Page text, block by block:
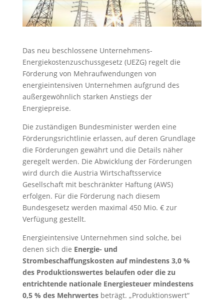
Das neu beschlossene Unternehmens-
Energiekostenzuschussgesetz (UEZG) regelt die
Förderung von Mehraufwendungen von
energieintensiven Unternehmen aufgrund des
außergewöhnlich starken Anstiegs der
Energiepreise.
Die zuständigen Bundesminister werden eine
Förderungsrichtlinie erlassen, auf deren Grundlage
die Förderungen gewährt und die Details näher
geregelt werden. Die Abwicklung der Förderungen
wird durch die Austria Wirtschaftsservice
Gesellschaft mit beschränkter Haftung (AWS)
erfolgen. Für die Förderung nach diesem
Bundesgesetz werden maximal 450 Mio. € zur
Verfügung gestellt.
Energieintensive Unternehmen sind solche, bei
denen sich die Energie- und
Strombeschaffungskosten auf mindestens 3,0 %
des Produktionswertes belaufen oder die zu
entrichtende nationale Energiesteuer mindestens
0,5 % des Mehrwertesbeträgt. „Produktionswert“